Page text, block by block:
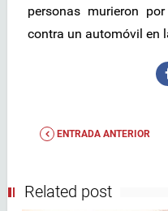
personas murieron
contra un automóvil en
ENTRADA ANTERIOR
Related post